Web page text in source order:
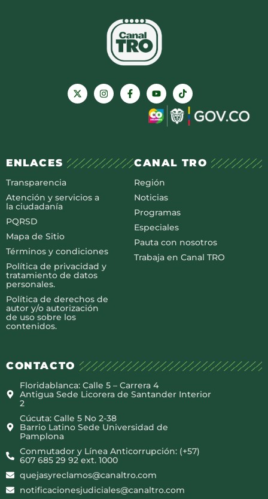
ENLACES
Transparencia
Atención y servicios a
la ciudadanía
PQRSD
Mapa de Sitio
Términos y condiciones
Política de privacidad y
tratamiento de datos
personales.
Política de derechos de
autor y/o autorización
de uso sobre los
contenidos.
CANAL TRO
Región
Noticias
Programas
Especiales
Pauta con nosotros
Trabaja en Canal TRO
CONTACTO
Floridablanca: Calle 5 – Carrera 4
Antigua Sede Licorera de Santander Interior
2
Cúcuta: Calle 5 No 2-38
Barrio Latino Sede Universidad de
Pamplona
Conmutador y Línea Anticorrupción: (+57)
607 685 29 92 ext. 1000
quejasyreclamos@canaltro.com
notificacionesjudiciales@canaltro.com